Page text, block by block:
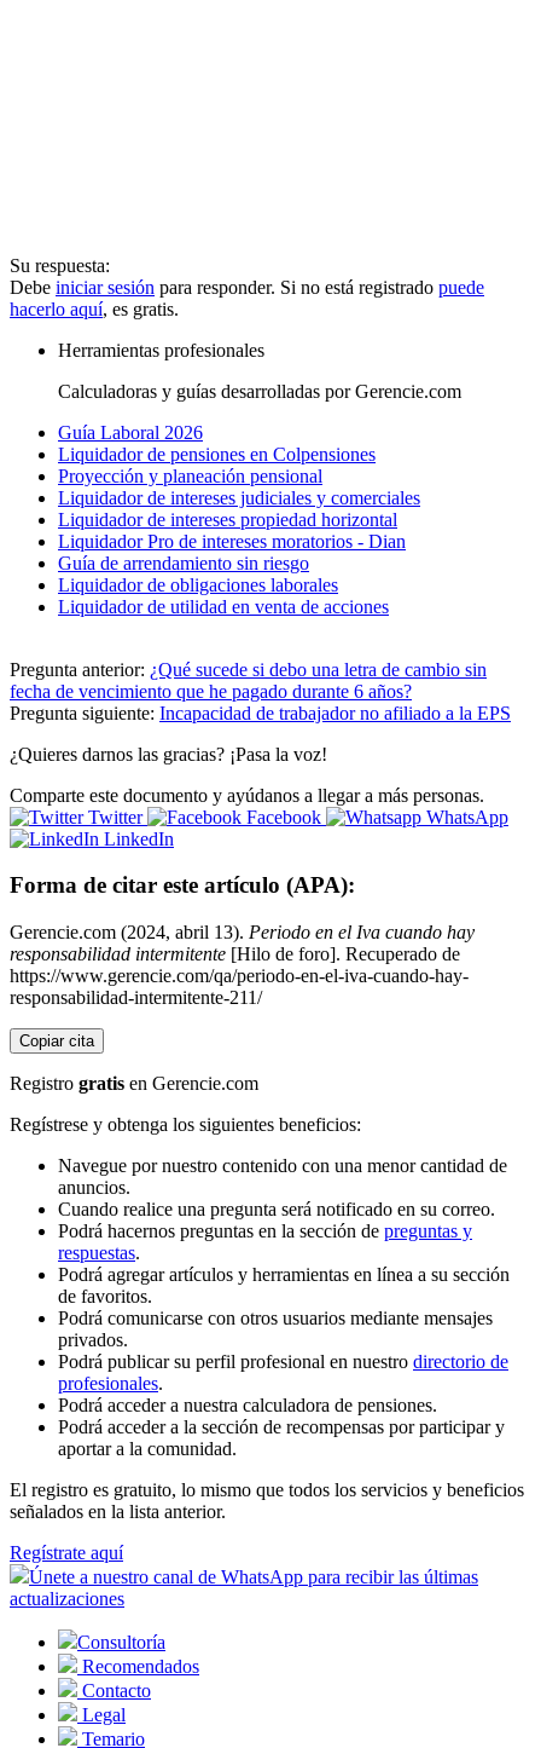
Su respuesta:
Debe iniciar sesión para responder. Si no está registrado puede
hacerlo aquí, es gratis.
Herramientas profesionales
Calculadoras y guías desarrolladas por Gerencie.com
Guía Laboral 2026
Liquidador de pensiones en Colpensiones
Proyección y planeación pensional
Liquidador de intereses judiciales y comerciales
Liquidador de intereses propiedad horizontal
Liquidador Pro de intereses moratorios - Dian
Guía de arrendamiento sin riesgo
Liquidador de obligaciones laborales
Liquidador de utilidad en venta de acciones
Pregunta anterior: ¿Qué sucede si debo una letra de cambio sin
fecha de vencimiento que he pagado durante 6 años?
Pregunta siguiente: Incapacidad de trabajador no afiliado a la EPS
¿Quieres darnos las gracias? ¡Pasa la voz!
Comparte este documento y ayúdanos a llegar a más personas.
Twitter
Facebook
WhatsApp
LinkedIn
Forma de citar este artículo (APA):
Gerencie.com (2024, abril 13). Periodo en el Iva cuando hay
responsabilidad intermitente [Hilo de foro]. Recuperado de
https://www.gerencie.com/qa/periodo-en-el-iva-cuando-hay-
responsabilidad-intermitente-211/
Copiar cita
Registro gratis en Gerencie.com
Regístrese y obtenga los siguientes beneficios:
Navegue por nuestro contenido con una menor cantidad de
anuncios.
Cuando realice una pregunta será notificado en su correo.
Podrá hacernos preguntas en la sección de preguntas y
respuestas.
Podrá agregar artículos y herramientas en línea a su sección
de favoritos.
Podrá comunicarse con otros usuarios mediante mensajes
privados.
Podrá publicar su perfil profesional en nuestro directorio de
profesionales.
Podrá acceder a nuestra calculadora de pensiones.
Podrá acceder a la sección de recompensas por participar y
aportar a la comunidad.
El registro es gratuito, lo mismo que todos los servicios y beneficios
señalados en la lista anterior.
Regístrate aquí
Únete a nuestro canal de WhatsApp para recibir las últimas
actualizaciones
Consultoría
Recomendados
Contacto
Legal
Temario